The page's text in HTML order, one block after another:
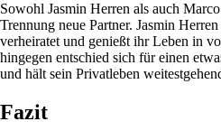
Sowohl Jasmin Herren als auch
Trennung neue Partner. Jasmin
verheiratet und genießt ihr Leben in
hingegen entschied sich für einen
und hält sein Privatleben
Fazit